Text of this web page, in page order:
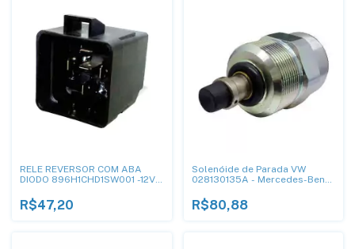
RELE REVERSOR COM ABA
DIODO 896H1CHD1SW001 -12V
MAQUINAS AGRICOLAS
50/30A
R$47,20
Solenóide de Parada VW
028130135A - Mercedes-Benz
R$80,88